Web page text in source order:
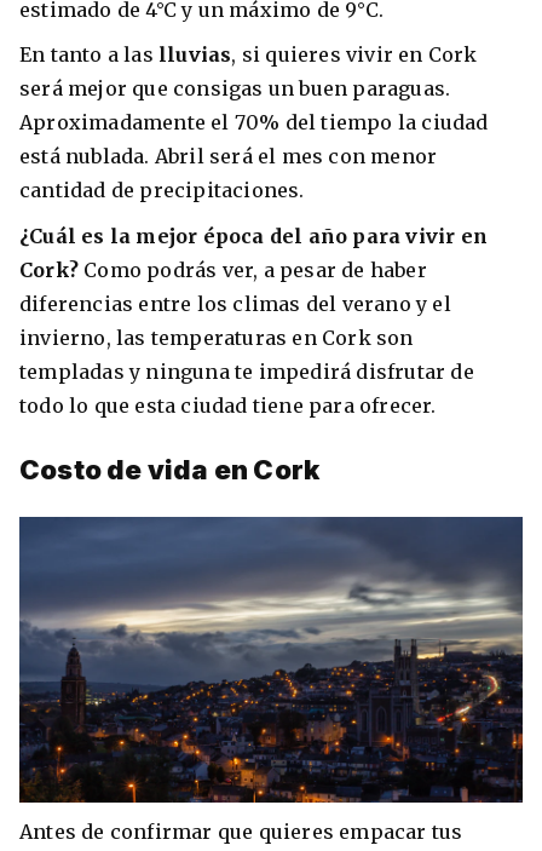
estimado de 4°C y un máximo de 9°C.
En tanto a las lluvias, si quieres vivir en Cork
será mejor que consigas un buen paraguas.
Aproximadamente el 70% del tiempo la ciudad
está nublada. Abril será el mes con menor
cantidad de precipitaciones.
¿Cuál es la mejor época del año para vivir en
Cork? Como podrás ver, a pesar de haber
diferencias entre los climas del verano y el
invierno, las temperaturas en Cork son
templadas y ninguna te impedirá disfrutar de
todo lo que esta ciudad tiene para ofrecer.
Costo de vida en Cork
Antes de confirmar que quieres empacar tus